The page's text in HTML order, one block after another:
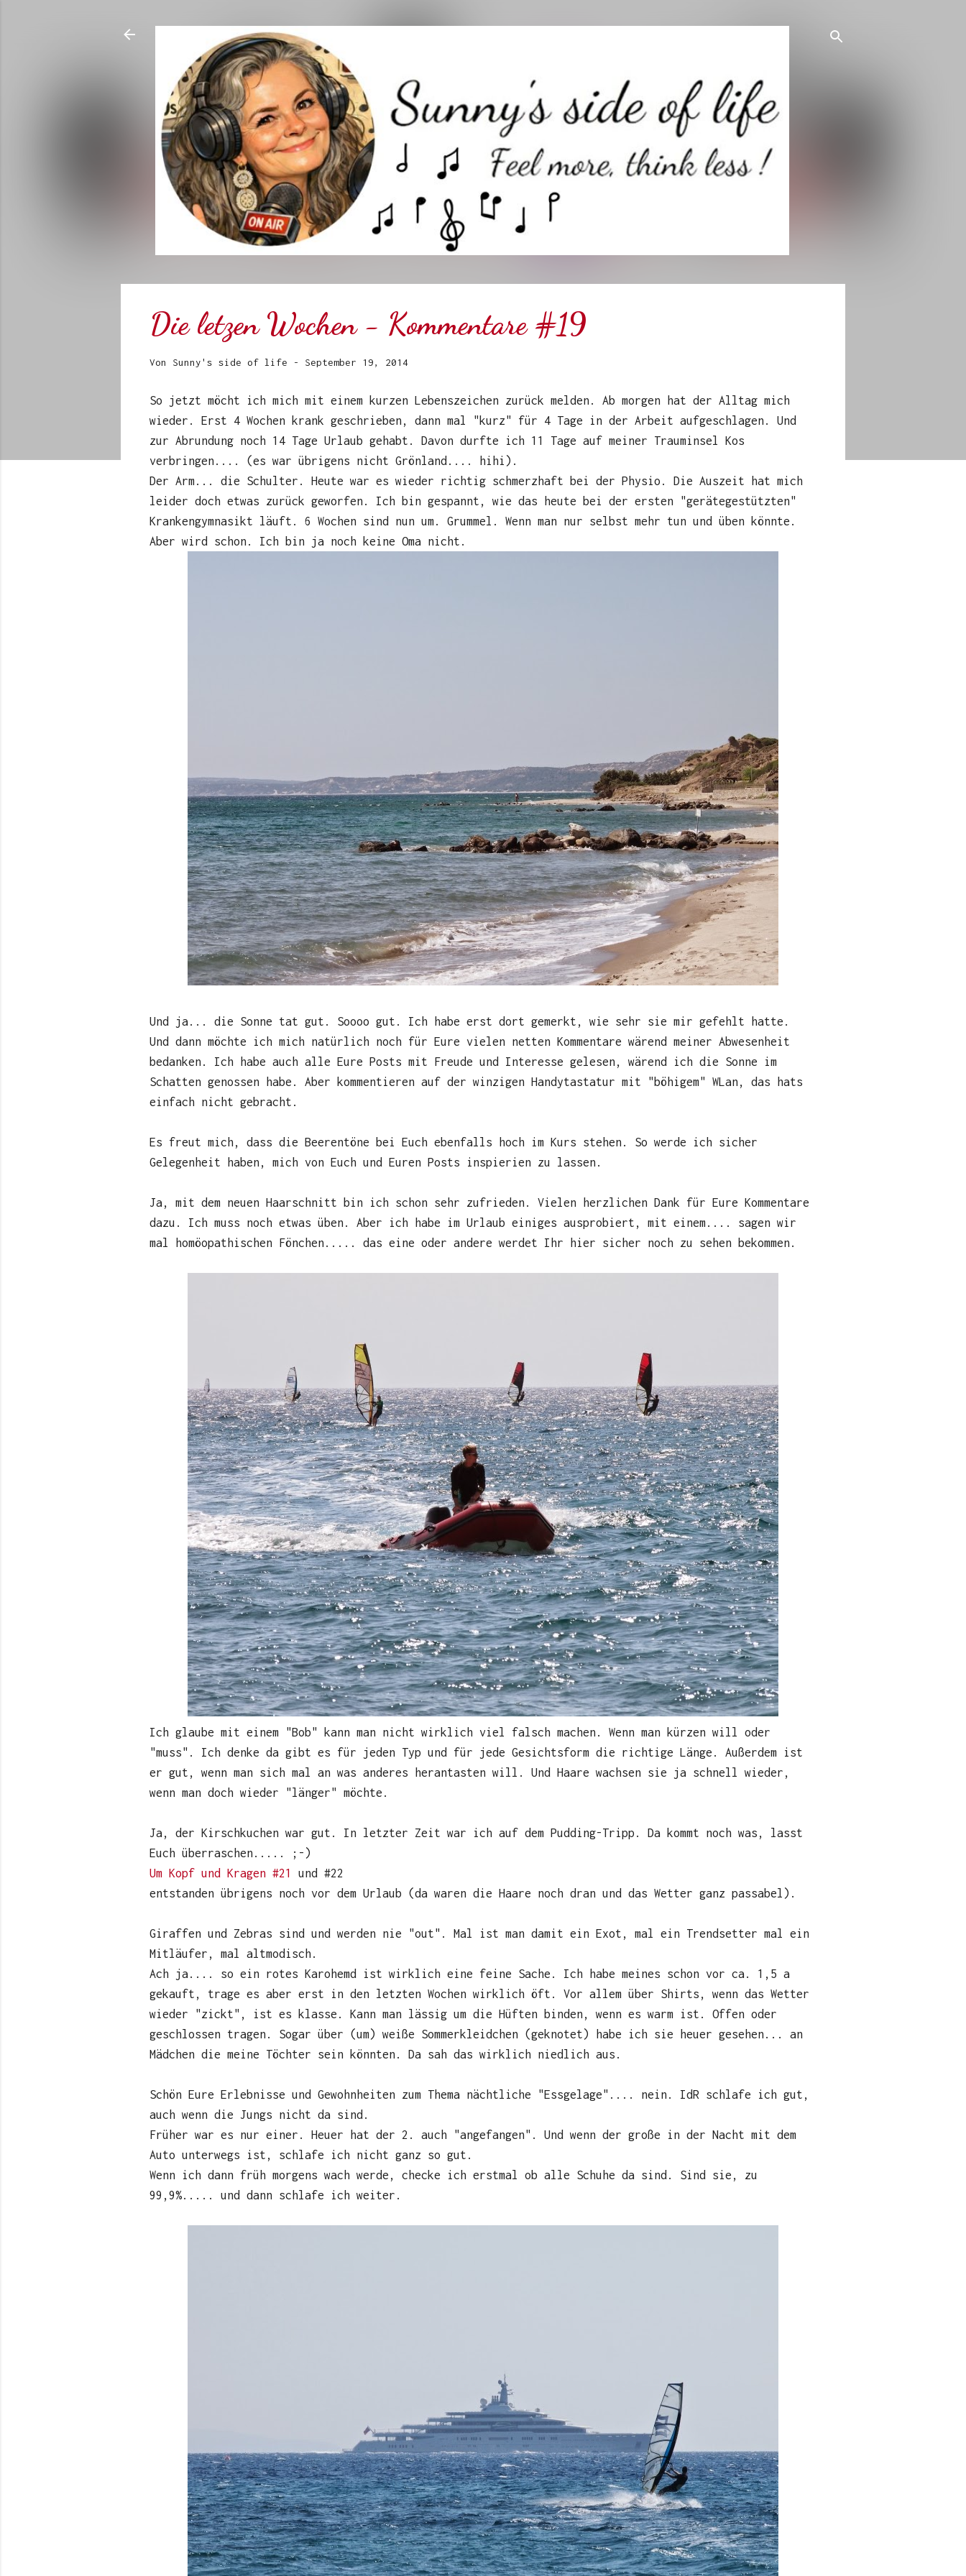
Die letzen Wochen - Kommentare #19
Von Sunny's side of life - September 19, 2014
So jetzt möcht ich mich mit einem kurzen Lebenszeichen zurück melden. Ab morgen hat der Alltag mich
wieder. Erst 4 Wochen krank geschrieben, dann mal "kurz" für 4 Tage in der Arbeit aufgeschlagen. Und
zur Abrundung noch 14 Tage Urlaub gehabt. Davon durfte ich 11 Tage auf meiner Trauminsel Kos
verbringen.... (es war übrigens nicht Grönland.... hihi).
Der Arm... die Schulter. Heute war es wieder richtig schmerzhaft bei der Physio. Die Auszeit hat mich
leider doch etwas zurück geworfen. Ich bin gespannt, wie das heute bei der ersten "gerätegestützten"
Krankengymnasikt läuft. 6 Wochen sind nun um. Grummel. Wenn man nur selbst mehr tun und üben könnte.
Aber wird schon. Ich bin ja noch keine Oma nicht.
Und ja... die Sonne tat gut. Soooo gut. Ich habe erst dort gemerkt, wie sehr sie mir gefehlt hatte.
Und dann möchte ich mich natürlich noch für Eure vielen netten Kommentare wärend meiner Abwesenheit
bedanken. Ich habe auch alle Eure Posts mit Freude und Interesse gelesen, wärend ich die Sonne im
Schatten genossen habe. Aber kommentieren auf der winzigen Handytastatur mit "böhigem" WLan, das hats
einfach nicht gebracht.
Es freut mich, dass die Beerentöne bei Euch ebenfalls hoch im Kurs stehen. So werde ich sicher
Gelegenheit haben, mich von Euch und Euren Posts inspierien zu lassen.
Ja, mit dem neuen Haarschnitt bin ich schon sehr zufrieden. Vielen herzlichen Dank für Eure Kommentare
dazu. Ich muss noch etwas üben. Aber ich habe im Urlaub einiges ausprobiert, mit einem.... sagen wir
mal homöopathischen Fönchen..... das eine oder andere werdet Ihr hier sicher noch zu sehen bekommen.
Ich glaube mit einem "Bob" kann man nicht wirklich viel falsch machen. Wenn man kürzen will oder
"muss". Ich denke da gibt es für jeden Typ und für jede Gesichtsform die richtige Länge. Außerdem ist
er gut, wenn man sich mal an was anderes herantasten will. Und Haare wachsen sie ja schnell wieder,
wenn man doch wieder "länger" möchte.
Ja, der Kirschkuchen war gut. In letzter Zeit war ich auf dem Pudding-Tripp. Da kommt noch was, lasst
Euch überraschen..... ;-)
Um Kopf und Kragen #21
und #22
entstanden übrigens noch vor dem Urlaub (da waren die Haare noch dran und das Wetter ganz passabel).
Giraffen und Zebras sind und werden nie "out". Mal ist man damit ein Exot, mal ein Trendsetter mal ein
Mitläufer, mal altmodisch.
Ach ja.... so ein rotes Karohemd ist wirklich eine feine Sache. Ich habe meines schon vor ca. 1,5 a
gekauft, trage es aber erst in den letzten Wochen wirklich öft. Vor allem über Shirts, wenn das Wetter
wieder "zickt", ist es klasse. Kann man lässig um die Hüften binden, wenn es warm ist. Offen oder
geschlossen tragen. Sogar über (um) weiße Sommerkleidchen (geknotet) habe ich sie heuer gesehen... an
Mädchen die meine Töchter sein könnten. Da sah das wirklich niedlich aus.
Schön Eure Erlebnisse und Gewohnheiten zum Thema nächtliche "Essgelage".... nein. IdR schlafe ich gut,
auch wenn die Jungs nicht da sind.
Früher war es nur einer. Heuer hat der 2. auch "angefangen". Und wenn der große in der Nacht mit dem
Auto unterwegs ist, schlafe ich nicht ganz so gut.
Wenn ich dann früh morgens wach werde, checke ich erstmal ob alle Schuhe da sind. Sind sie, zu
99,9%..... und dann schlafe ich weiter.